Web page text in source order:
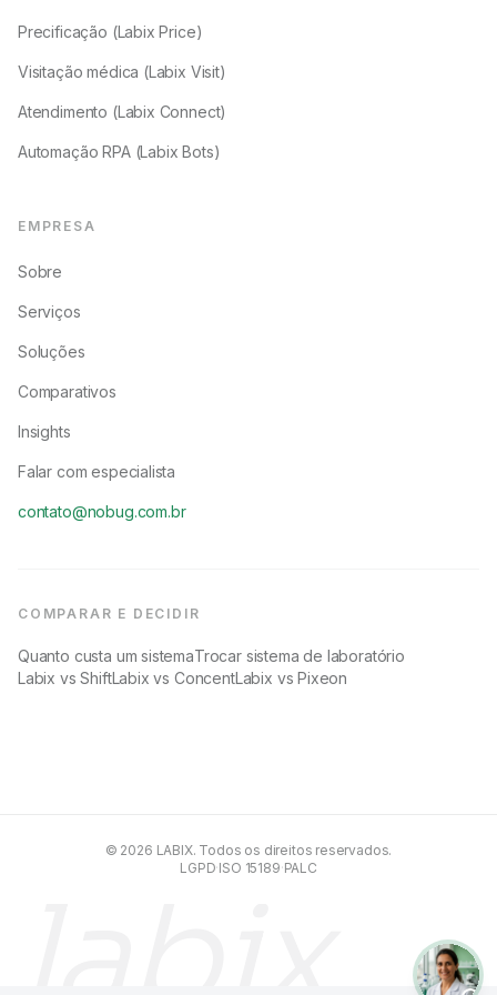
Precificação (Labix Price)
Visitação médica (Labix Visit)
Atendimento (Labix Connect)
Automação RPA (Labix Bots)
EMPRESA
Sobre
Serviços
Soluções
Comparativos
Insights
Falar com especialista
contato@nobug.com.br
COMPARAR E DECIDIR
Quanto custa um sistemaTrocar sistema de laboratório
Labix vs ShiftLabix vs ConcentLabix vs Pixeon
© 2026 LABIX. Todos os direitos reservados.
LGPD·ISO 15189·PALC